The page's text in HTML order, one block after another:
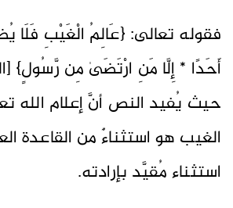
فقوله تعالى: {عَالِمُ الْغَيْبِ فَلَا
حيث يُفيد النص أنَّ إعلام الله
الغيب هو استثناءٌ من القاعدة
استثناء مُقيَّد بإرادته.